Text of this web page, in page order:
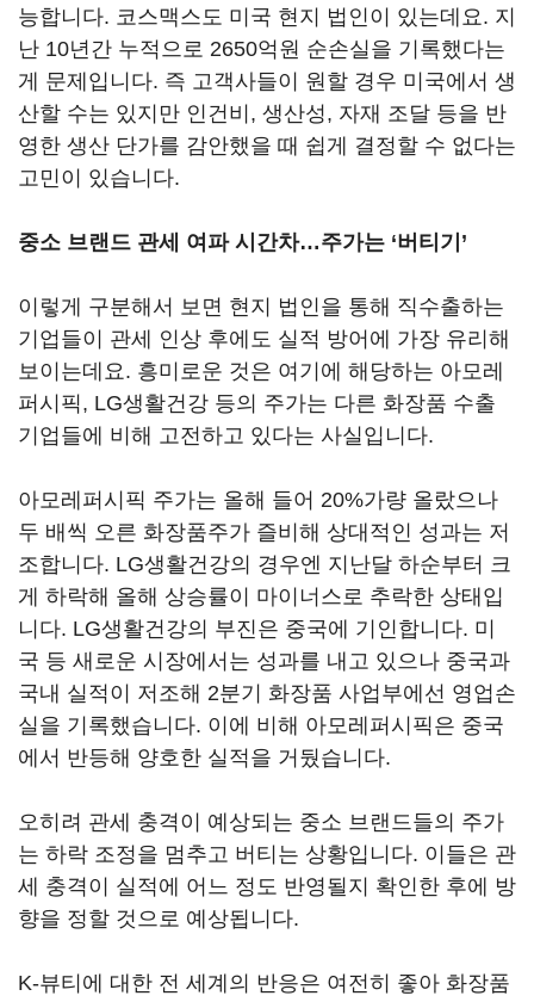
능합니다. 코스맥스도 미국 현지 법인이 있는데요. 지
난 10년간 누적으로 2650억원 순손실을 기록했다는
게 문제입니다. 즉 고객사들이 원할 경우 미국에서 생
산할 수는 있지만 인건비, 생산성, 자재 조달 등을 반
영한 생산 단가를 감안했을 때 쉽게 결정할 수 없다는
고민이 있습니다.
중소 브랜드 관세 여파 시간차…주가는 ‘버티기’
이렇게 구분해서 보면 현지 법인을 통해 직수출하는
기업들이 관세 인상 후에도 실적 방어에 가장 유리해
보이는데요. 흥미로운 것은 여기에 해당하는 아모레
퍼시픽, LG생활건강 등의 주가는 다른 화장품 수출
기업들에 비해 고전하고 있다는 사실입니다.
아모레퍼시픽 주가는 올해 들어 20%가량 올랐으나
두 배씩 오른 화장품주가 즐비해 상대적인 성과는 저
조합니다. LG생활건강의 경우엔 지난달 하순부터 크
게 하락해 올해 상승률이 마이너스로 추락한 상태입
니다. LG생활건강의 부진은 중국에 기인합니다. 미
국 등 새로운 시장에서는 성과를 내고 있으나 중국과
국내 실적이 저조해 2분기 화장품 사업부에선 영업손
실을 기록했습니다. 이에 비해 아모레퍼시픽은 중국
에서 반등해 양호한 실적을 거뒀습니다.
오히려 관세 충격이 예상되는 중소 브랜드들의 주가
는 하락 조정을 멈추고 버티는 상황입니다. 이들은 관
세 충격이 실적에 어느 정도 반영될지 확인한 후에 방
향을 정할 것으로 예상됩니다.
K-뷰티에 대한 전 세계의 반응은 여전히 좋아 화장품